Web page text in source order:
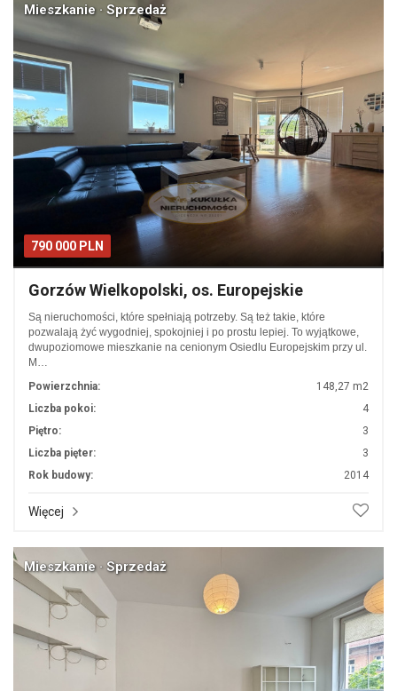
790 000 PLN
Mieszkanie · Sprzedaż
Gorzów Wielkopolski, os. Europejskie
Są nieruchomości, które spełniają potrzeby. Są też takie, które
pozwalają żyć wygodniej, spokojniej i po prostu lepiej. To wyjątkowe,
dwupoziomowe mieszkanie na cenionym Osiedlu Europejskim przy ul.
M…
Powierzchnia:
148,27 m2
Liczba pokoi:
4
Piętro:
3
Liczba pięter:
3
Rok budowy:
2014
Więcej
Mieszkanie · Sprzedaż